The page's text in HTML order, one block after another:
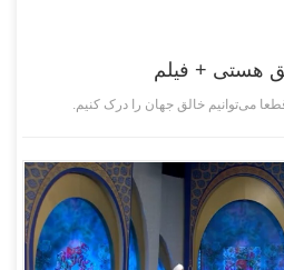
هستی + فیلم
می‌توانیم خالق جهان را درک کنیم.